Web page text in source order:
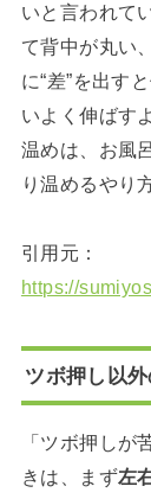
いと言われて
て背中が丸い
に“差”を出す
いよく伸ばす
温めは、お風
り温めるやり
引用元：
https://
ツボ押し以
「ツボ押し
きは、まず左